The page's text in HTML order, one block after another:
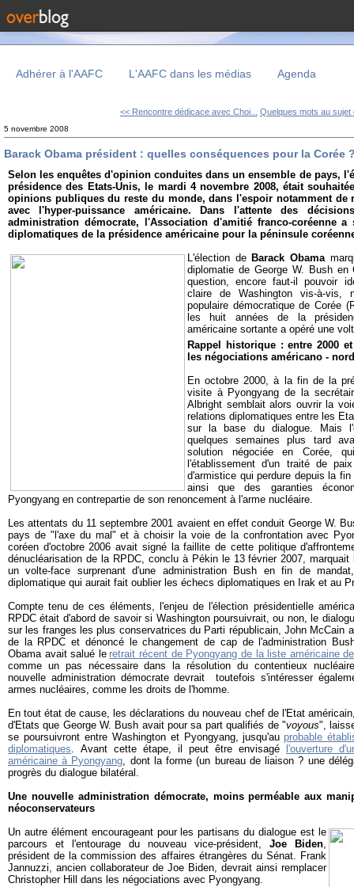
Adhérer à l'AAFC L'AAFC dans les médias Agenda
<< Rencontre dédicace avec Choi... Quelques mots au sujet
5 novembre 2008
Barack Obama président : quelles conséquences pour la Corée
Selon les enquêtes d'opinion conduites dans un ensemble de pays,
présidence des Etats-Unis, le mardi 4 novembre 2008, était
opinions publiques du reste du monde, dans l'espoir notamment de
avec l'hyper-puissance américaine. Dans l'attente des
administration démocrate, l'Association d'amitié franco-coréenne
diplomatiques de la présidence américaine pour la péninsule
L'élection de Barack Obama
diplomatie de George W. Bush
question, encore faut-il pouvoir
claire de Washington vis-à-vis,
populaire démocratique de Corée
les huit années de la
américaine sortante a opéré une
Rappel historique : entre 2000
les négociations américano -
En octobre 2000, à la fin de la
visite à Pyongyang de la
Albright semblait alors ouvrir la
relations diplomatiques entre les
sur la base du dialogue. Mais
quelques semaines plus tard
solution négociée en Corée,
l'établissement d'un traité de
d'armistice qui perdure depuis la
ainsi que des garanties
Pyongyang en contrepartie de son renoncement à l'arme nucléaire.
Les attentats du 11 septembre 2001 avaient en effet conduit George W.
pays de "l'axe du mal" et à choisir la voie de la confrontation avec
coréen d'octobre 2006 avait signé la faillite de cette politique
dénucléarisation de la RPDC, conclu à Pékin le 13 février 2007,
un volte-face surprenant d'une administration Bush en fin de
diplomatique qui aurait fait oublier les échecs diplomatiques en Irak et au
Compte tenu de ces éléments, l'enjeu de l'élection présidentielle
RPDC était d'abord de savoir si Washington poursuivrait, ou non, le
sur les franges les plus conservatrices du Parti républicain, John McCain
de la RPDC et dénoncé le changement de cap de l'administration
Obama avait salué le retrait récent de Pyongyang de la liste américaine
comme un pas nécessaire dans la résolution du contentieux
nouvelle administration démocrate devrait toutefois s'intéresser
armes nucléaires, comme les droits de l'homme.
En tout état de cause, les déclarations du nouveau chef de l'Etat
d'Etats que George W. Bush avait pour sa part qualifiés de "voyous",
se poursuivront entre Washington et Pyongyang, jusqu'au probable
diplomatiques. Avant cette étape, il peut être envisagé
l'ouverture
américaine à Pyongyang, dont la forme (un bureau de liaison ? une
progrès du dialogue bilatéral.
Une nouvelle administration démocrate, moins perméable aux
néoconservateurs
Un autre élément encourageant pour les partisans du dialogue est le
parcours et l'entourage du nouveau vice-président, Joe Biden,
président de la commission des affaires étrangères du Sénat. Frank
Jannuzzi, ancien collaborateur de Joe Biden, devrait ainsi remplacer
Christopher Hill dans les négociations avec Pyongyang.